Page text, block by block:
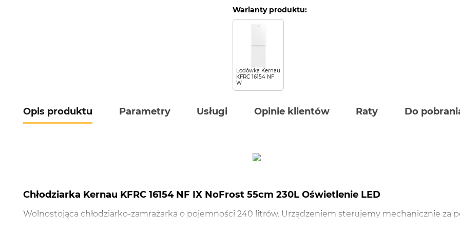
Warianty produktu:
Lodówka Kernau
KFRC 16154 NF
W
Opis produktu Parametry Usługi Opinie klientów Raty Do
Chłodziarka Kernau KFRC 16154 NF IX NoFrost 55cm 230L Oświetlenie LED
Wolnostojąca chłodziarko-zamrażarka o pojemności 240 litrów. Urządzeniem sterujemy mechanicznie za